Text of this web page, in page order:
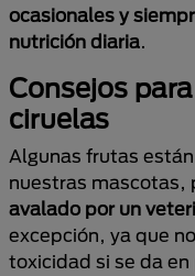
ocasionales y
nutrición diaria.
Consejos
ciruelas
Algunas frutas
nuestras mascotas,
avalado por un
excepción, ya que
toxicidad si se da